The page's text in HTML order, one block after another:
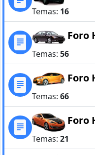
Temas: 16
Foro
Temas: 56
Foro
Temas: 66
Foro
Temas: 21